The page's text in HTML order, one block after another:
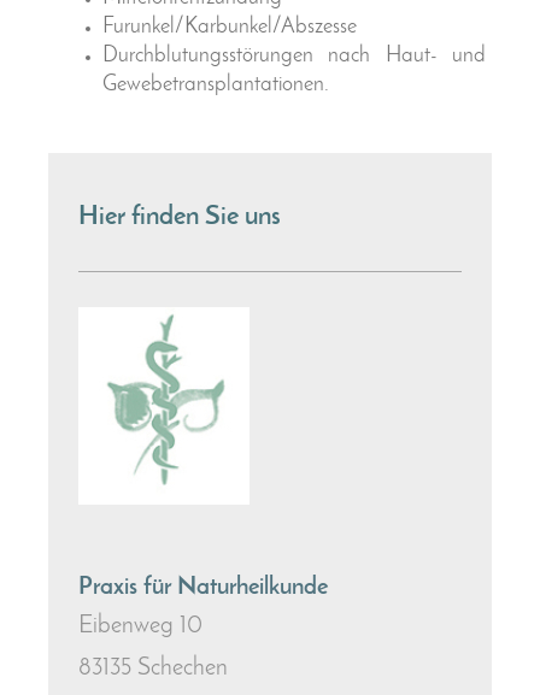
Furunkel/Karbunkel/Abszesse
Durchblutungsstörungen nach Haut- und
Gewebetransplantationen.
Hier finden Sie uns
Praxis für Naturheilkunde
Eibenweg 10
83135 Schechen